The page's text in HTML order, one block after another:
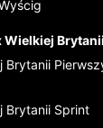
Wielkiej Brytanii
Brytanii
Brytanii Sprint